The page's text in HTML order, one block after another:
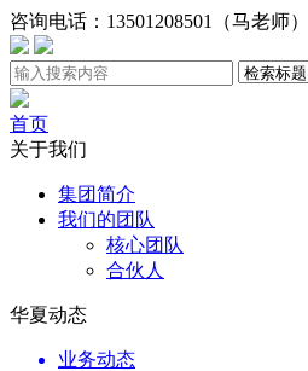
咨询电话： 13501208501（马老师
首页
关于我们
集团简介
我们的团队
核心团队
合伙人
华夏动态
业务动态